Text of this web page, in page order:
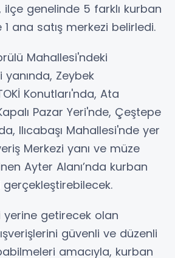
ilçe genelinde 5 farklı kurban
1 ana satış merkezi belirledi.
Mahallesi'ndeki
Zeybek
Konutları'nda, Ata
Pazar Yeri'nde, Çeştepe
Ilıcabaşı Mahallesi'nde yer
Merkezi yanı ve müze
Ayter Alanı’nda kurban
getirecek olan
güvenli ve düzenli
amacıyla, kurban